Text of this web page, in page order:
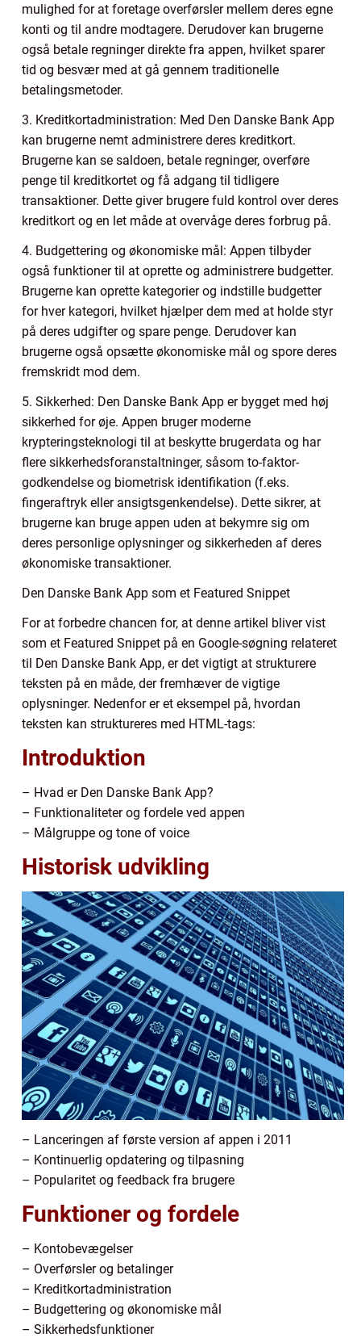
mulighed for at foretage overførsler mellem deres egne
konti og til andre modtagere. Derudover kan brugerne
også betale regninger direkte fra appen, hvilket sparer
tid og besvær med at gå gennem traditionelle
betalingsmetoder.
3. Kreditkortadministration: Med Den Danske Bank App
kan brugerne nemt administrere deres kreditkort.
Brugerne kan se saldoen, betale regninger, overføre
penge til kreditkortet og få adgang til tidligere
transaktioner. Dette giver brugere fuld kontrol over deres
kreditkort og en let måde at overvåge deres forbrug på.
4. Budgettering og økonomiske mål: Appen tilbyder
også funktioner til at oprette og administrere budgetter.
Brugerne kan oprette kategorier og indstille budgetter
for hver kategori, hvilket hjælper dem med at holde styr
på deres udgifter og spare penge. Derudover kan
brugerne også opsætte økonomiske mål og spore deres
fremskridt mod dem.
5. Sikkerhed: Den Danske Bank App er bygget med høj
sikkerhed for øje. Appen bruger moderne
krypteringsteknologi til at beskytte brugerdata og har
flere sikkerhedsforanstaltninger, såsom to-faktor-
godkendelse og biometrisk identifikation (f.eks.
fingeraftryk eller ansigtsgenkendelse). Dette sikrer, at
brugerne kan bruge appen uden at bekymre sig om
deres personlige oplysninger og sikkerheden af deres
økonomiske transaktioner.
Den Danske Bank App som et Featured Snippet
For at forbedre chancen for, at denne artikel bliver vist
som et Featured Snippet på en Google-søgning relateret
til Den Danske Bank App, er det vigtigt at strukturere
teksten på en måde, der fremhæver de vigtige
oplysninger. Nedenfor er et eksempel på, hvordan
teksten kan struktureres med HTML-tags:
Introduktion
– Hvad er Den Danske Bank App?
– Funktionaliteter og fordele ved appen
– Målgruppe og tone of voice
Historisk udvikling
– Lanceringen af første version af appen i 2011
– Kontinuerlig opdatering og tilpasning
– Popularitet og feedback fra brugere
Funktioner og fordele
– Kontobevægelser
– Overførsler og betalinger
– Kreditkortadministration
– Budgettering og økonomiske mål
– Sikkerhedsfunktioner